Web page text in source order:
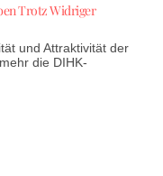
Trotz Widriger
und Attraktivität der
die DIHK-